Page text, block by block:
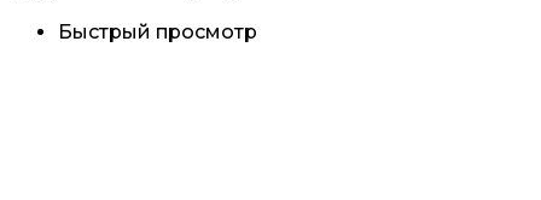
Быстрый просмотр